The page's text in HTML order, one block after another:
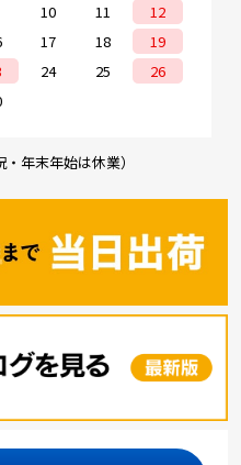
10 11
12
17 18
19
24 25
26
年末年始は休業）